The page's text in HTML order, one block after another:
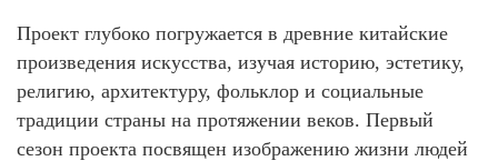
Проект глубоко погружается в древние китайские
произведения искусства, изучая историю, эстетику,
религию, архитектуру, фольклор и социальные
традиции страны на протяжении веков. Первый
сезон проекта посвящен изображению жизни людей